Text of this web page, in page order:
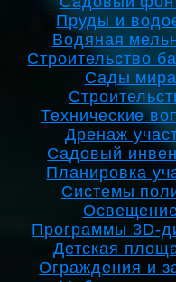
Пруды и
Водяная
Строительство
Сады мира
Технические
Дренаж
Садовый
Планировка
Системы
Программы 3D-
Детская
Ограждения и